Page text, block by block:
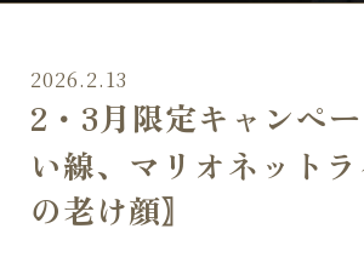
2026.2.13
2・3月限定キャンペ
い線、マリオネット
の老け顔〗